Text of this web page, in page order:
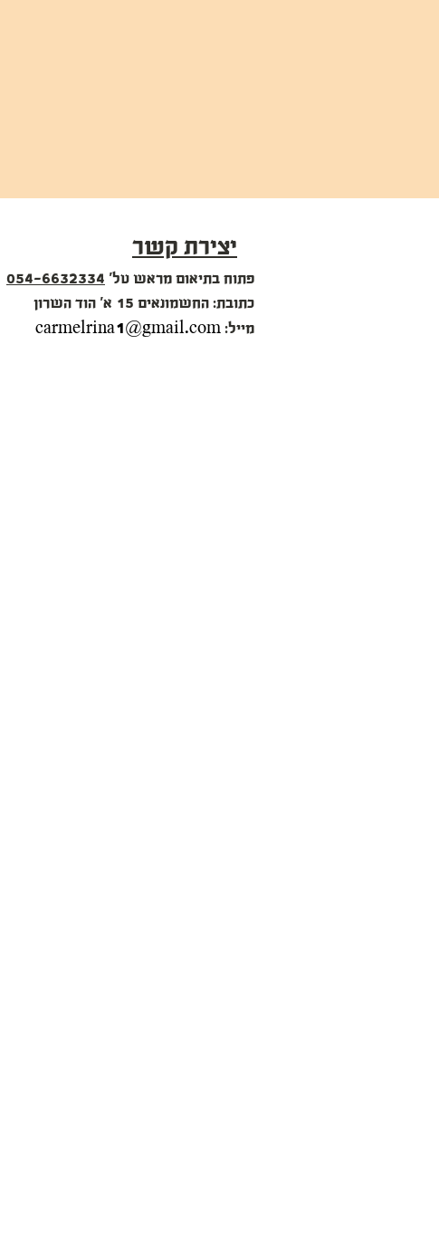
יצירת קשר
פתוח בתיאום מראש טל' 054-6632334
כתובת: החשמונאים 15 א' הוד השרון
מייל: carmelrina1@gmail.com